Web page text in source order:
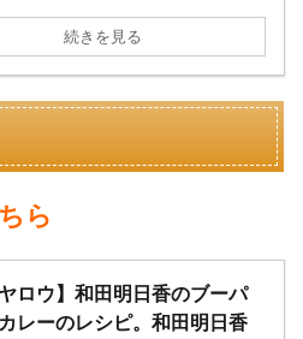
続きを見る
ら
ヤロウ】和田明日香のブーパ
レーのレシピ。和田明日香